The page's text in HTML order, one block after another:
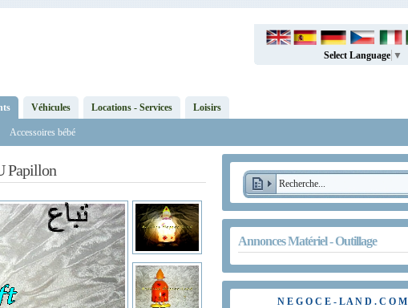
Select Language ▼
Véhicules Locations - Services Loisirs
Accessoires bébé
Papillon
Annonces Matériel - Outillage
N E G O C E - L A N D . C O M